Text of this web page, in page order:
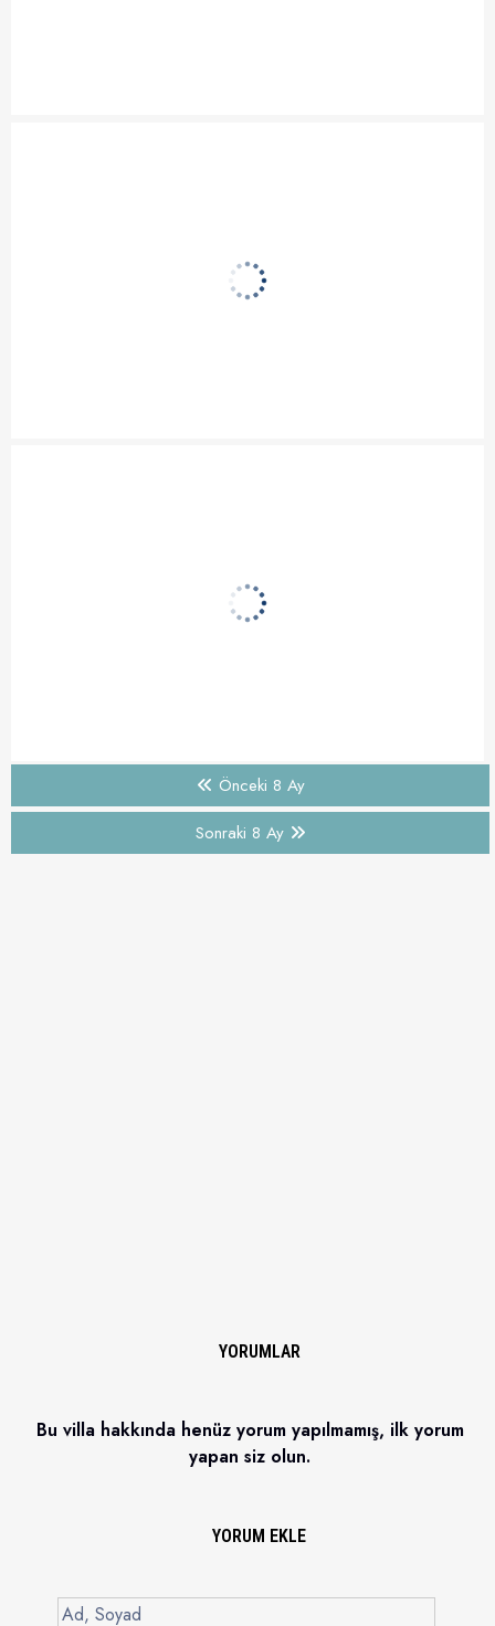
Önceki 8 Ay
Sonraki 8 Ay
YORUMLAR
Bu villa hakkında henüz yorum yapılmamış, ilk yorum
yapan siz olun.
YORUM EKLE